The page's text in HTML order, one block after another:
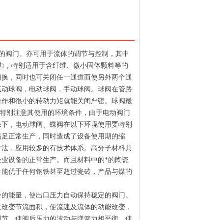
阀门。亦可用于流体的调节与控制，其中
特别适用于含纤维、微小固体颗料等的
，同时也可关闭任一通道而使另外两个通
球阀，电动球阀，手动球阀。球阀在管路
和很小的转动力矩就能关闭严密。球阀最
别注意其使用的环境条件，由于电动阀门
，电动球阀、蝶阀在以下环境使用要特别
正常生产，同时造成了设备使用期的缩
，应用较多的有技术体系。高分子材料具
设备的正常生产。而且材料中的*的陶瓷
优于任何钢铁甚至超过瓷砖，产品与煤的
能量，使出口压力自动保持稳定的阀门。
变节流面积，使流速及流体的动能改变，